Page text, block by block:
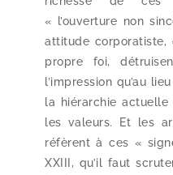
« l’ouverture non
atti­tude cor­po­ra­tiste,
propre foi,
l’impression qu’au
la hié­rar­chie
les valeurs. Et les
réfèrent à ces «
XXIII, qu’il faut